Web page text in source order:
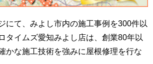
にて、みよし市内の施工事例を300件以
タイムズ愛知みよし店は、創業80年以
かな施工技術を強みに屋根修理を行な